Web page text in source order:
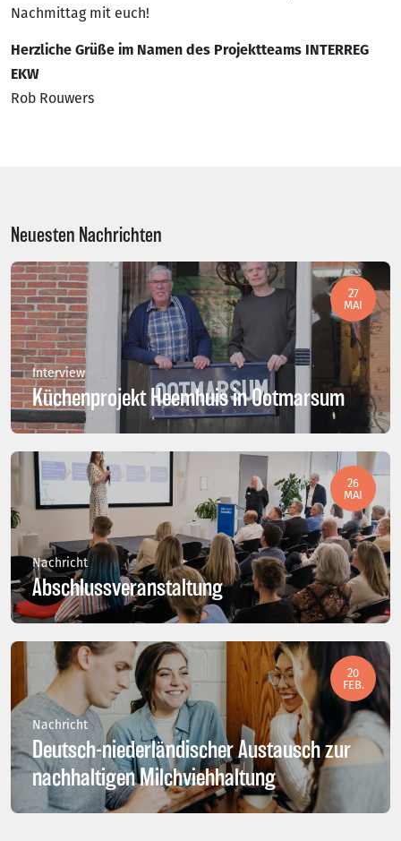
Nachmittag mit euch!
Herzliche Grüße im Namen des Projektteams INTERREG
EKW
Rob Rouwers
Neuesten Nachrichten
27
MAI
Interview
Küchenprojekt Heemhuis in Ootmarsum
26
MAI
Nachricht
Abschlussveranstaltung
20
FEB.
Nachricht
Deutsch-niederländischer Austausch zur
nachhaltigen Milchviehhaltung